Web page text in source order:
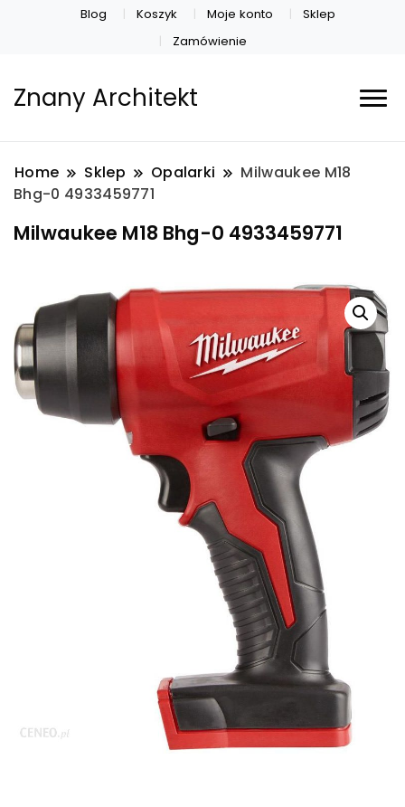
Blog Koszyk Moje konto
Sklep
Zamówienie
Znany Architekt
Home Sklep Opalarki
Milwaukee M18
Bhg-0 4933459771
Milwaukee M18 Bhg-0 4933459771